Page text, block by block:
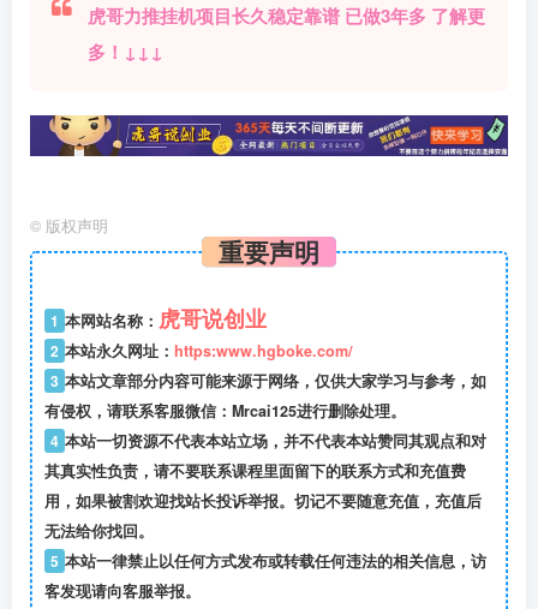
虎哥力推挂机项目长久稳定靠谱 已做3年多 了解更
多！↓↓↓
© 版权声明
重要声明
1 本网站名称： 虎哥说创业
2 本站永久网址： https:www.hgboke.com/
3 本站文章部分内容可能来源于网络，仅供大家学习与参考，如
有侵权，请联系客服微信：Mrcai125进行删除处理。
4 本站一切资源不代表本站立场，并不代表本站赞同其观点和对
其真实性负责，请不要联系课程里面留下的联系方式和充值费
用，如果被割欢迎找站长投诉举报。切记不要随意充值，充值后
无法给你找回。
5 本站一律禁止以任何方式发布或转载任何违法的相关信息，访
客发现请向客服举报。